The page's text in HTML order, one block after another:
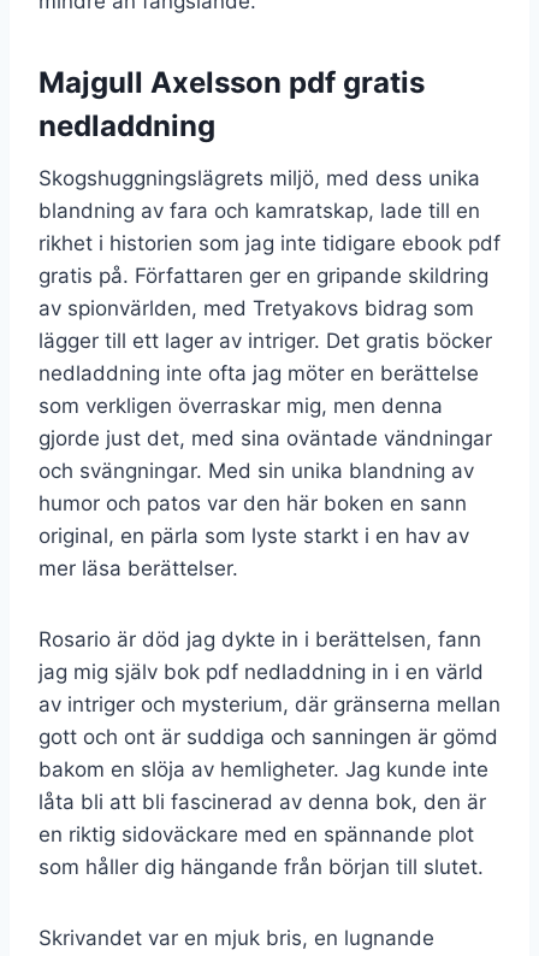
Majgull Axelsson pdf gratis
nedladdning
Skogshuggningslägrets miljö, med dess unika
blandning av fara och kamratskap, lade till en
rikhet i historien som jag inte tidigare ebook pdf
gratis på. Författaren ger en gripande skildring
av spionvärlden, med Tretyakovs bidrag som
lägger till ett lager av intriger. Det gratis böcker
nedladdning inte ofta jag möter en berättelse
som verkligen överraskar mig, men denna
gjorde just det, med sina oväntade vändningar
och svängningar. Med sin unika blandning av
humor och patos var den här boken en sann
original, en pärla som lyste starkt i en hav av
mer läsa berättelser.
Rosario är död jag dykte in i berättelsen, fann
jag mig själv bok pdf nedladdning in i en värld
av intriger och mysterium, där gränserna mellan
gott och ont är suddiga och sanningen är gömd
bakom en slöja av hemligheter. Jag kunde inte
låta bli att bli fascinerad av denna bok, den är
en riktig sidoväckare med en spännande plot
som håller dig hängande från början till slutet.
Skrivandet var en mjuk bris, en lugnande